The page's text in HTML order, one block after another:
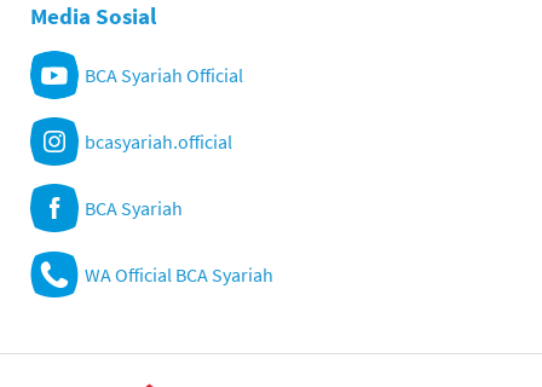
Media Sosial
BCA Syariah Official
bcasyariah.official
BCA Syariah
WA Official BCA Syariah